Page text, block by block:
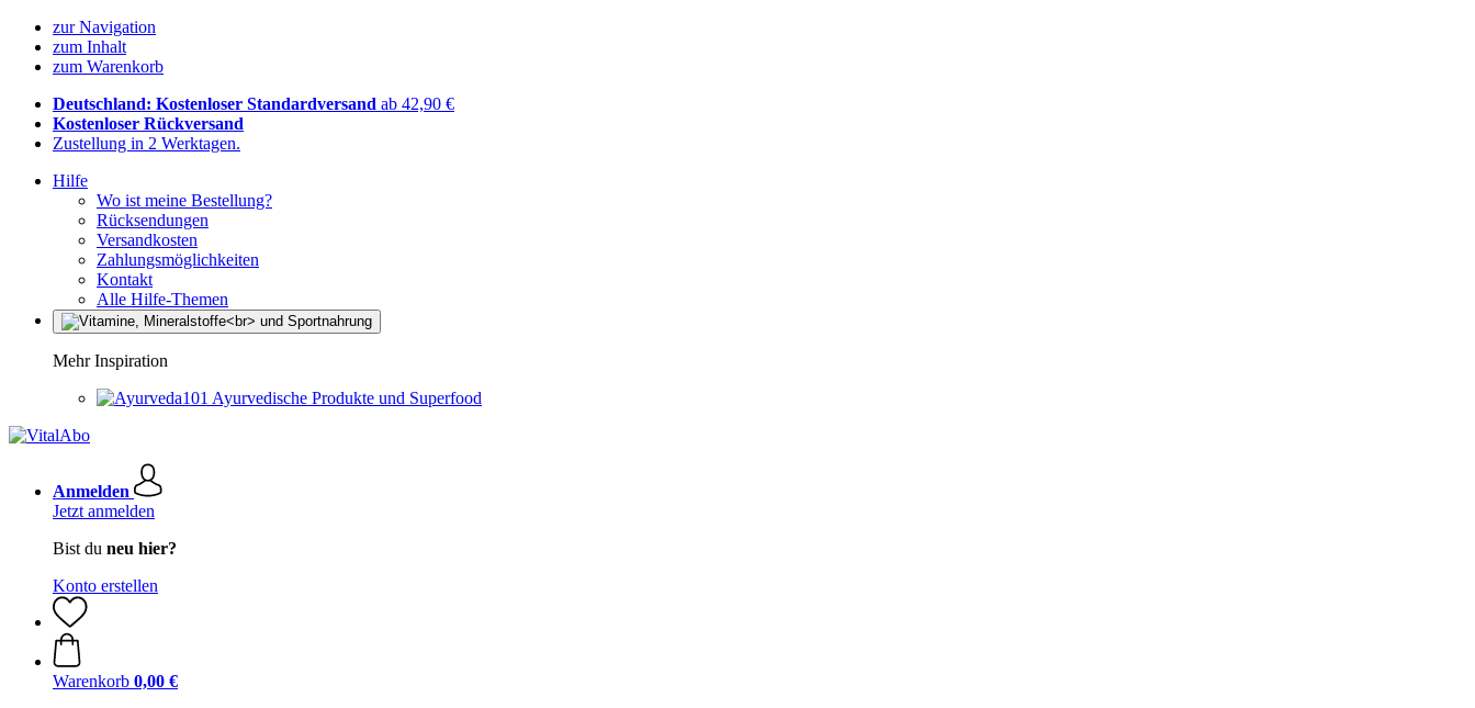
zur Navigation
zum Inhalt
zum Warenkorb
Deutschland: Kostenloser Standardversand ab 42,90 €
Kostenloser Rückversand
Zustellung in 2 Werktagen.
Hilfe
Wo ist meine Bestellung?
Rücksendungen
Versandkosten
Zahlungsmöglichkeiten
Kontakt
Alle Hilfe-Themen
Mehr Inspiration
Ayurvedische Produkte und Superfood
Anmelden
Jetzt anmelden
Bist du neu hier?
Konto erstellen
Warenkorb 0,00 €